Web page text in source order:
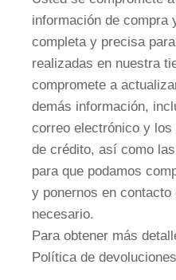
información de compra
completa y precisa
realizadas en nuestra
compromete a
demás información,
correo electrónico y
de crédito, así como
para que podamos
y ponernos en
necesario.
Para obtener más
Política de